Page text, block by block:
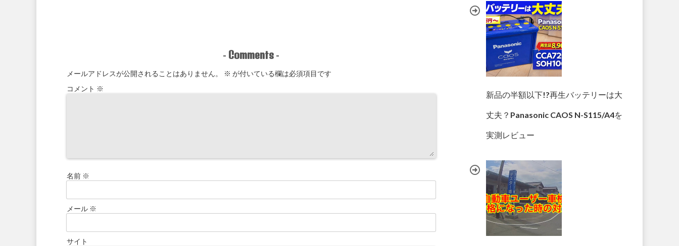
- Comments -
メールアドレスが公開されることはありません。 ※ が付いている欄は必須項目です
コメント ※
名前 ※
メール ※
サイト
新品の半額以下!?再生バッテリーは大
丈夫？Panasonic CAOS N-S115/A4を
実測レビュー